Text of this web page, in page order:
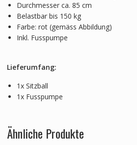
Durchmesser ca. 85 cm
Belastbar bis 150 kg
Farbe: rot (gemäss Abbildung)
Inkl. Fusspumpe
Lieferumfang:
1x Sitzball
1x Fusspumpe
Ähnliche Produkte